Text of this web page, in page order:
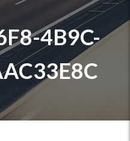
4B9C-